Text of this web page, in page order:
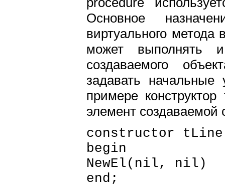
Основное
виртуального метода
может выполнять
создаваемого
задавать
примере
элемент создаваемой
constructor
begin
NewEl(nil, nil)
end;